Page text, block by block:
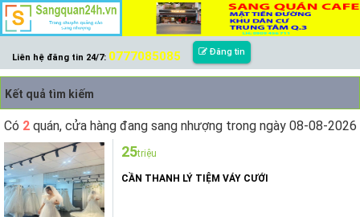
Liên hệ đăng tin 24/7: 0777085085 Đăng tin
Kết quả tìm kiếm
Có 2quán, cửa hàng đang sang nhượng trong ngày 08-08-2026
25triệu
CẦN THANH LÝ TIỆM VÁY CƯỚI